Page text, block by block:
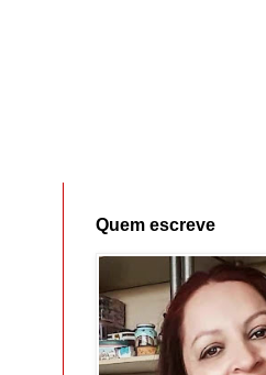
Quem escreve